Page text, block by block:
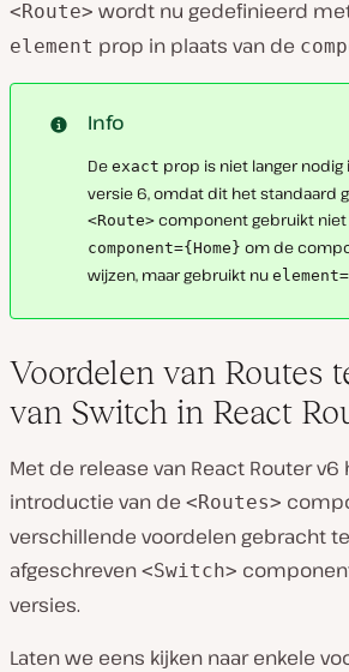
<Route> wordt nu gedefinieerd
element prop in plaats van de
Info
De exact prop is niet langer nodig
versie 6, omdat dit het standaard
<Route> component gebruikt niet
component={Home} om de
wijzen, maar gebruikt nu
Voordelen van Routes
van Switch in React
Met de release van React Router v6
introductie van de <Routes>
verschillende voordelen gebracht
afgeschreven <Switch>
versies.
Laten we eens kijken naar enkele